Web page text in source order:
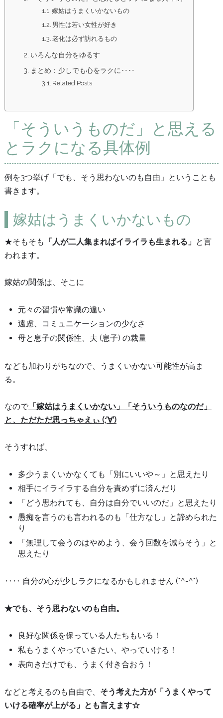
嫁姑はうまくいかないもの
男性は若い女性が好き
老化は必ず訪れるもの
いろんな自分をゆるす
まとめ：少しでも心をラクに‥‥
Related Posts
「そういうものだ」と思える
とラクになる具体例
例を3つ挙げ「でも、そう思わないのも自由」ということも
書きます。
嫁姑はうまくいかないもの
★そもそも 「人が二人集まればイライラも生まれる」 と言
われます。
嫁姑の関係は、そこに
元々の習慣や常識の違い
遠慮、コミュニケーションの少なさ
母と息子の関係性、夫 (息子) の裁量
なども加わりがちなので、うまくいかない可能性が高ま
る。
なので「嫁姑はうまくいかない」「そういうものなのだ」
と、ただただ思っちゃえぃ (;’∀’)
そうすれば、
多少うまくいかなくても「別にいいや～」と思えたり
相手にイライラする自分を責めずに済んだり
「どう思われても、自分は自分でいいのだ」と思えたり
愚痴を言うのも言われるのも「仕方なし」と諦められた
り
「無理して会うのはやめよう、会う回数を減らそう」と
思えたり
‥‥ 自分の心が少しラクになるかもしれません (*^-^*)
★でも、そう思わないのも自由。
良好な関係を保っている人たちもいる！
私もうまくやっていきたい、やっていける！
表向きだけでも、うまく付き合おう！
などと考えるのも自由で、 そう考えた方が「うまくやって
いける確率が上がる」とも言えます☆